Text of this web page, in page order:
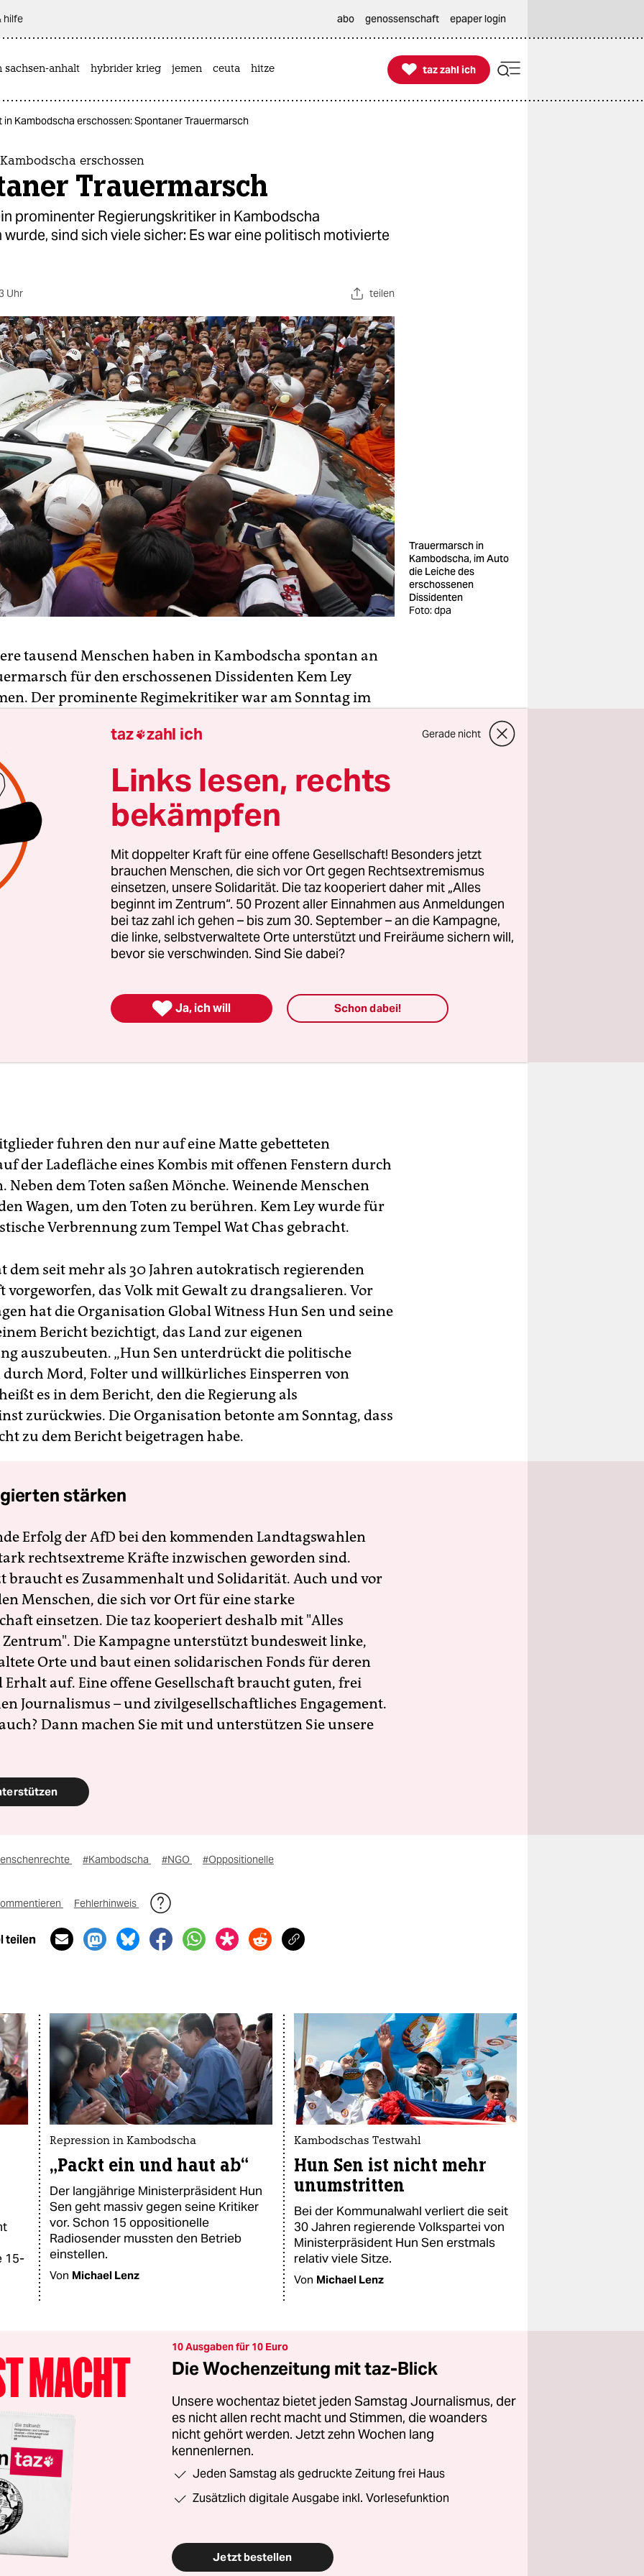
hilfe abo genossenschaft epaper login
sachsen-anhalt hybrider krieg jemen ceuta hitze 
taz zahl ich
taz zahl ich
in Kambodscha erschossen: Spontaner Trauermarsch
erschossen
Trauermarsch
prominenter Regierungskritiker in Kambodscha
wurde, sind sich viele sicher: Es war eine politisch motivierte
Uhr teilen
Trauermarsch in
Kambodscha, im Auto
die Leiche des
erschossenen
Dissidenten
Foto: dpa
tausend Menschen haben in Kambodscha spontan an
für den erschossenen Dissidenten Kem Ley
Der prominente Regimekritiker war am Sonntag im
worden. Die aufgebrachte Menge verlangte,
zur Rechenschaft gezogen werden.
dass er Probleme mit (Regierungschef) Hun Sen hatte“,
Die Polizei nahm nach eigenen Angaben einen
fest.
fuhren den nur auf eine Matte gebetteten
der Ladefläche eines Kombis mit offenen Fenstern durch
Neben dem Toten saßen Mönche. Weinende Menschen
Wagen, um den Toten zu berühren. Kem Ley wurde für
Verbrennung zum Tempel Wat Chas gebracht.
dem seit mehr als 30 Jahren autokratisch regierenden
vorgeworfen, das Volk mit Gewalt zu drangsalieren. Vor
hat die Organisation Global Witness Hun Sen und seine
Bericht bezichtigt, das Land zur eigenen
auszubeuten. „Hun Sen unterdrückt die politische
Mord, Folter und willkürliches Einsperren von
es in dem Bericht, den die Regierung als
zurückwies. Die Organisation betonte am Sonntag, dass
zu dem Bericht beigetragen habe.
stärken
Erfolg der AfD bei den kommenden Landtagswahlen
rechtsextreme Kräfte inzwischen geworden sind.
braucht es Zusammenhalt und Solidarität. Auch und vor
Menschen, die sich vor Ort für eine starke
einsetzen. Die taz kooperiert deshalb mit "Alles
Die Kampagne unterstützt bundesweit linke,
Orte und baut einen solidarischen Fonds für deren
Erhalt auf. Eine offene Gesellschaft braucht guten, frei
Journalismus – und zivilgesellschaftliches Engagement.
Dann machen Sie mit und unterstützen Sie unsere
#Kambodscha #NGO #Oppositionelle
Fehlerhinweis
teilen
15-
Repression in Kambodscha
„Packt ein und haut ab“
Der langjährige Ministerpräsident Hun
Sen geht massiv gegen seine Kritiker
vor. Schon 15 oppositionelle
Radiosender mussten den Betrieb
einstellen.
Von Michael Lenz
Kambodschas Testwahl
Hun Sen ist nicht mehr
unumstritten
Bei der Kommunalwahl verliert die seit
30 Jahren regierende Volkspartei von
Ministerpräsident Hun Sen erstmals
relativ viele Sitze.
Von Michael Lenz
10 Ausgaben für 10 Euro
Die Wochenzeitung mit taz-Blick
Unsere wochentaz bietet jeden Samstag Journalismus, der
es nicht allen recht macht und Stimmen, die woanders
nicht gehört werden. Jetzt zehn Wochen lang
kennenlernen.
Jeden Samstag als gedruckte Zeitung frei Haus
Zusätzlich digitale Ausgabe inkl. Vorlesefunktion
Jetzt bestellen
taz zahl ich Gerade nicht
Links lesen, rechts
bekämpfen
Mit doppelter Kraft für eine offene Gesellschaft! Besonders jetzt
brauchen Menschen, die sich vor Ort gegen Rechtsextremismus
einsetzen, unsere Solidarität. Die taz kooperiert daher mit „Alles
beginnt im Zentrum“. 50 Prozent aller Einnahmen aus Anmeldungen
bei taz zahl ich gehen – bis zum 30. September – an die Kampagne,
die linke, selbstverwaltete Orte unterstützt und Freiräume sichern will,
bevor sie verschwinden. Sind Sie dabei?
 Ja, ich will Schon dabei!